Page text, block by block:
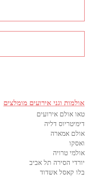
אולמות וגני אירועים מומלצים
טאו אולם אירועים
דימיטריוס דליה
אולם אמארה
ואסקו
אולמי טרויה
יורדי הסירה תל אביב
בלו קאסל אשדוד